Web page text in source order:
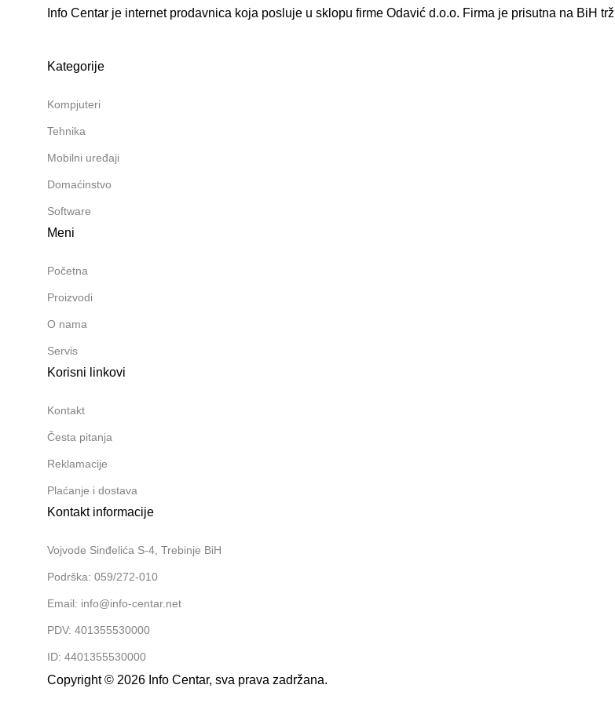
Info Centar je internet prodavnica koja posluje u sklopu firme Odavić d.o.o. Firma je prisutna na BiH
Kategorije
Kompjuteri
Tehnika
Mobilni uređaji
Domaćinstvo
Software
Meni
Početna
Proizvodi
O nama
Servis
Korisni linkovi
Kontakt
Česta pitanja
Reklamacije
Plaćanje i dostava
Kontakt informacije
Vojvode Sinđelića S-4, Trebinje BiH
Podrška: 059/272-010
Email: info@info-centar.net
PDV: 401355530000
ID: 4401355530000
Copyright © 2026 Info Centar, sva prava zadržana.